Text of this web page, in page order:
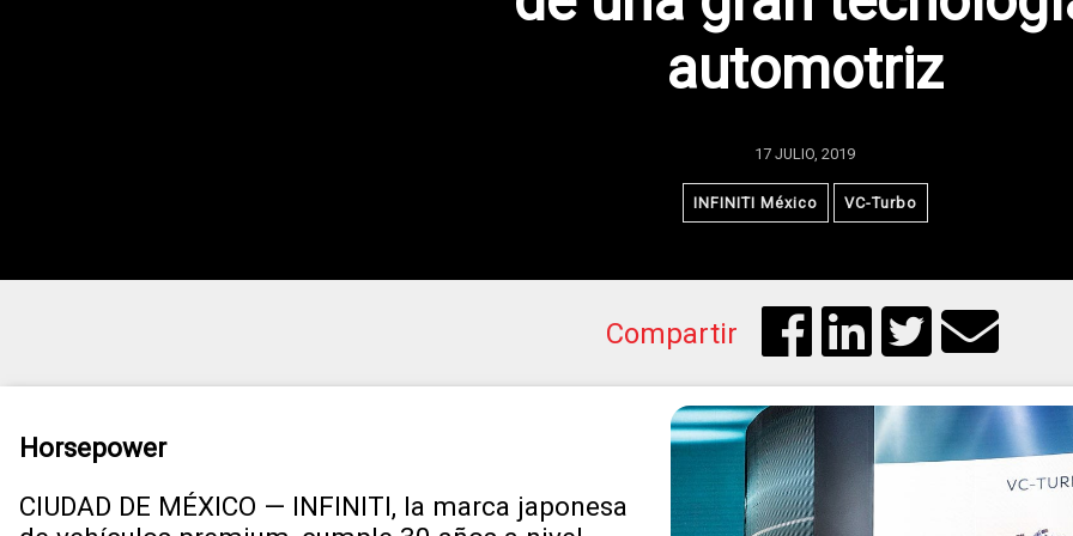
automotriz
17 JULIO, 2019
INFINITI México VC-Turbo
Compartir
Horsepower
CIUDAD DE MÉXICO — INFINITI, la marca japonesa